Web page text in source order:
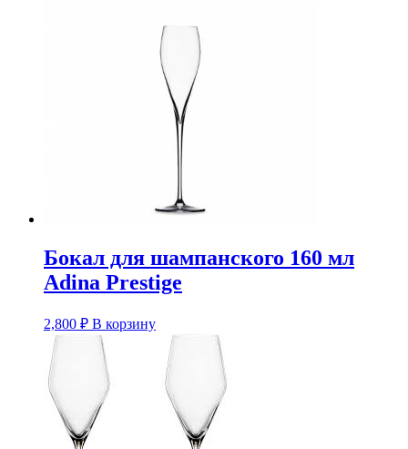
Бокал для шампанского 160 мл
Adina Prestige
2,800 ₽ В корзину